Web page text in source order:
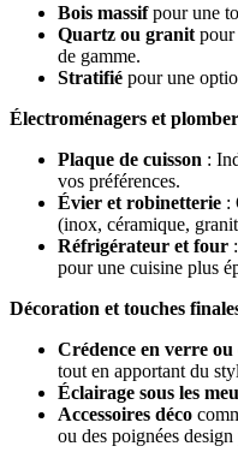
Bois massifpour une
Quartz ou granit pour
de gamme.
Stratifié pour une
Électroménagers et
Plaque de cuisson :
vos préférences.
Évier et robinetterie :
(inox, céramique,
Réfrigérateur et four
pour une cuisine plus
Décoration et touches
Crédence en verre ou
tout en apportant du
Éclairage sous les
Accessoires déco
ou des poignées